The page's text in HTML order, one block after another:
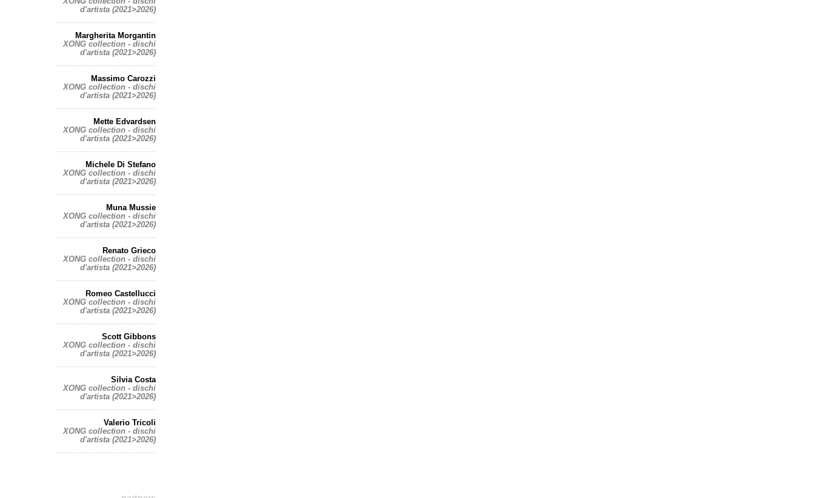
d'artista (2021>2026)
Margherita Morgantin
XONG collection - dischi
d'artista (2021>2026)
Massimo Carozzi
XONG collection - dischi
d'artista (2021>2026)
Mette Edvardsen
XONG collection - dischi
d'artista (2021>2026)
Michele Di Stefano
XONG collection - dischi
d'artista (2021>2026)
Muna Mussie
XONG collection - dischi
d'artista (2021>2026)
Renato Grieco
XONG collection - dischi
d'artista (2021>2026)
Romeo Castellucci
XONG collection - dischi
d'artista (2021>2026)
Scott Gibbons
XONG collection - dischi
d'artista (2021>2026)
Silvia Costa
XONG collection - dischi
d'artista (2021>2026)
Valerio Tricoli
XONG collection - dischi
d'artista (2021>2026)